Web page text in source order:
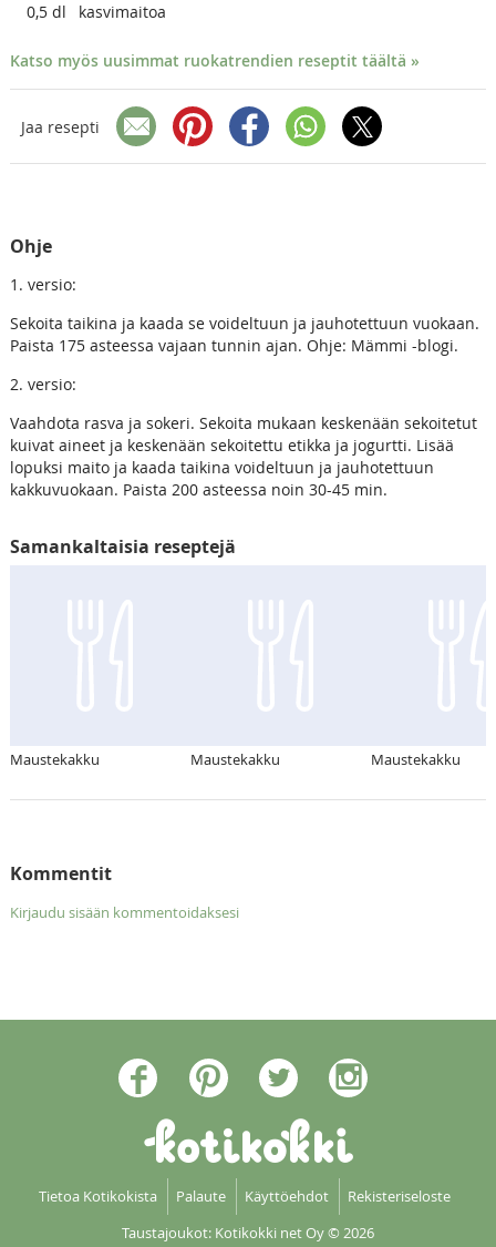
0,5 dl kasvimaitoa
Katso myös uusimmat ruokatrendien reseptit täältä »
Jaa resepti
Ohje
1. versio:
Sekoita taikina ja kaada se voideltuun ja jauhotettuun vuokaan.
Paista 175 asteessa vajaan tunnin ajan. Ohje: Mämmi -blogi.
2. versio:
Vaahdota rasva ja sokeri. Sekoita mukaan keskenään sekoitetut
kuivat aineet ja keskenään sekoitettu etikka ja jogurtti. Lisää
lopuksi maito ja kaada taikina voideltuun ja jauhotettuun
kakkuvuokaan. Paista 200 asteessa noin 30-45 min.
Samankaltaisia reseptejä
Maustekakku Maustekakku Maustekakku
Kommentit
Kirjaudu sisään kommentoidaksesi
Tietoa Kotikokista Palaute Käyttöehdot
Rekisteriseloste
Taustajoukot: Kotikokki net Oy© 2026